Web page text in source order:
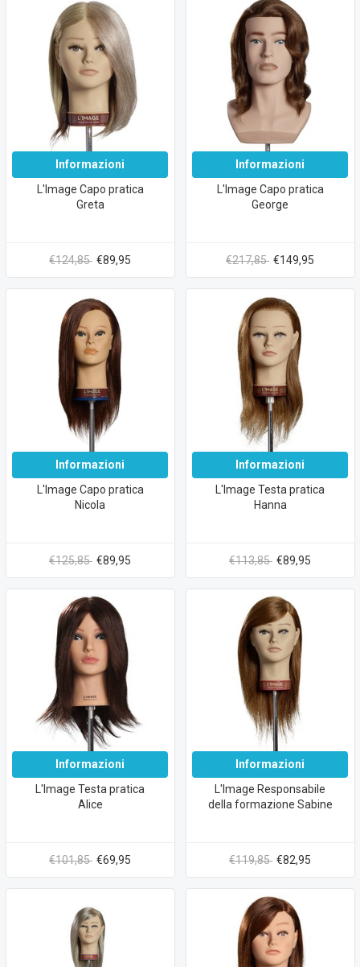
Informazioni
L'Image Capo pratica
Greta
€124,85 €89,95
Informazioni
L'Image Capo pratica
George
€217,85 €149,95
Informazioni
L'Image Capo pratica
Nicola
€125,85 €89,95
Informazioni
L'Image Testa pratica
Hanna
€113,85 €89,95
Informazioni
L'Image Testa pratica
Alice
€101,85 €69,95
Informazioni
L'Image Responsabile
della formazione Sabine
€119,85 €82,95